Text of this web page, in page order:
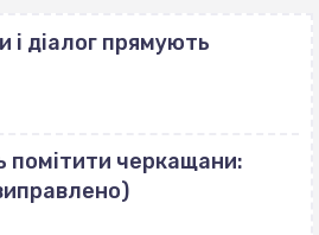
діалог прямують
помітити черкащани: